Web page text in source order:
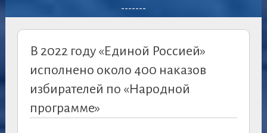
-------
В 2022 году «Единой Россией»
исполнено около 400 наказов
избирателей по «Народной
программе»